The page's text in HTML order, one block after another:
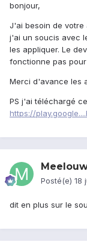
bonjour,
J'ai besoin de votre
j'ai un soucis avec
les appliquer. Le
fonctionne pas
Merci d'avance les
PS j'ai téléchargé
https://
Posté(e) 18
dit en plus sur le